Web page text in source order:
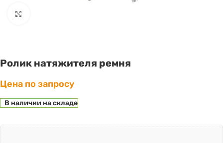
Ролик натяжителя ремня
Цена по запросу
В наличии на складе